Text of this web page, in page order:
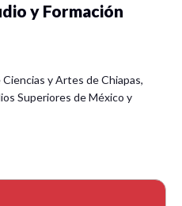
y Formación
y Artes de Chiapas,
Superiores de México y